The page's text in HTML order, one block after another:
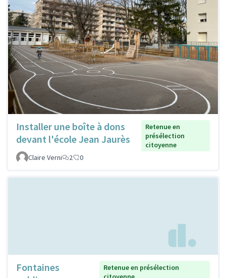
Installer une boîte à dons
devant l'école Jean Jaurès
Retenue en
présélection
citoyenne
Claire Verni
2 0
Fontaines
Retenue en présélection